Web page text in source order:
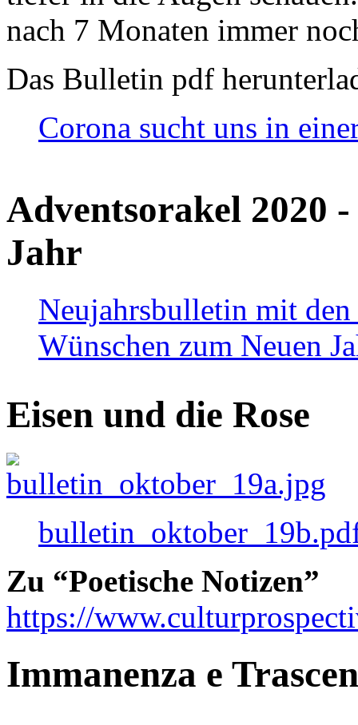
nach 7 Monaten immer
Das Bulletin pdf
Corona sucht uns in
Adventsorakel 2020
Jahr
Neujahrsbulletin mit den
Wünschen zum Neuen
Eisen und die Rose
Zu “Poetische Notizen”
https://
Immanenza e